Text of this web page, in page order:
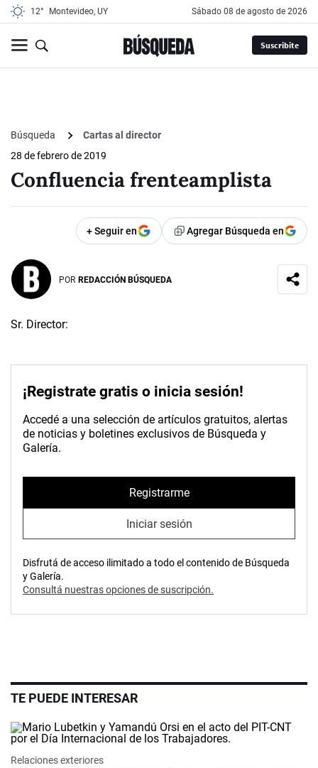
12° Montevideo, UY sábado 08 de agosto de 2026
Suscribite
Búsqueda
Cartas al director
28 de febrero de 2019
Confluencia frenteamplista
+ Seguir en Agregar Búsqueda en
POR REDACCIÓN BÚSQUEDA
Sr. Director:
¡Registrate gratis o inicia sesión!
Accedé a una selección de artículos gratuitos, alertas
de noticias y boletines exclusivos de Búsqueda y
Galería.
Registrarme
Iniciar sesión
Disfrutá de acceso ilimitado a todo el contenido de Búsqueda
y Galería.
Consultá nuestras opciones de suscripción.
TE PUEDE INTERESAR
Relaciones exteriores